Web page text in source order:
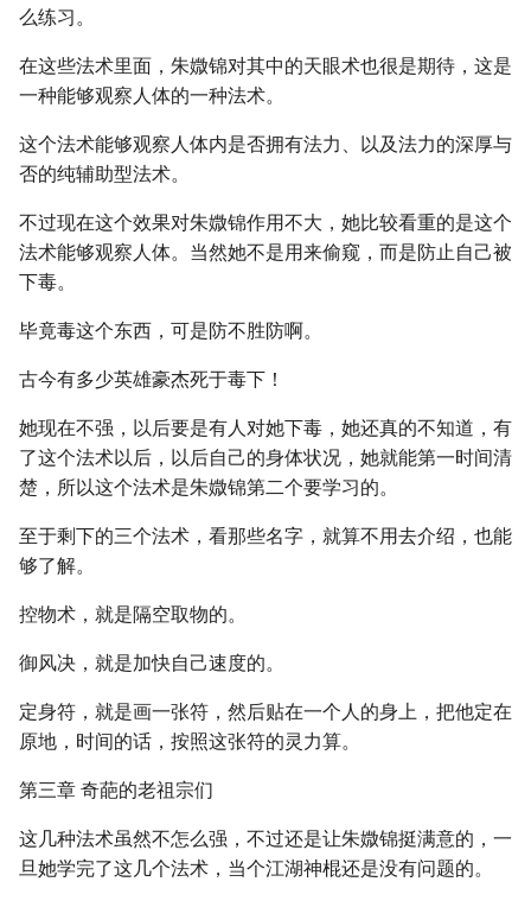
么练习。
在这些法术里面，朱媺锦对其中的天眼术也很是期待，这是
一种能够观察人体的一种法术。
这个法术能够观察人体内是否拥有法力、以及法力的深厚与
否的纯辅助型法术。
不过现在这个效果对朱媺锦作用不大，她比较看重的是这个
法术能够观察人体。当然她不是用来偷窥，而是防止自己被
下毒。
毕竟毒这个东西，可是防不胜防啊。
古今有多少英雄豪杰死于毒下！
她现在不强，以后要是有人对她下毒，她还真的不知道，有
了这个法术以后，以后自己的身体状况，她就能第一时间清
楚，所以这个法术是朱媺锦第二个要学习的。
至于剩下的三个法术，看那些名字，就算不用去介绍，也能
够了解。
控物术，就是隔空取物的。
御风决，就是加快自己速度的。
定身符，就是画一张符，然后贴在一个人的身上，把他定在
原地，时间的话，按照这张符的灵力算。
第三章 奇葩的老祖宗们
这几种法术虽然不怎么强，不过还是让朱媺锦挺满意的，一
旦她学完了这几个法术，当个江湖神棍还是没有问题的。